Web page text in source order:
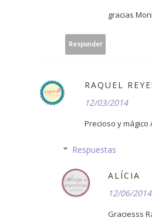
gracias
Responder
RAQUEL
12/03/2014
Precioso y mágico
Respuestas
ALÍCIA
12/06/2014
Graciesss